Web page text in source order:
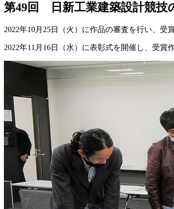
第49回 日新工業建築設計競技
2022年10月25日（火）に作品の審査を行い、受
2022年11月16日（水）に表彰式を開催し、受賞